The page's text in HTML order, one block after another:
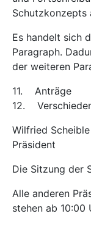
Schutzkonzepts
Es handelt sich
Paragraph.
der weiteren
11. Anträge
12.
Wilfried Scheible
Präsident
Die Sitzung der
Alle anderen
stehen ab 10:00